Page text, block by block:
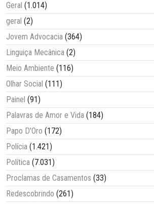
Geral (1.014)
geral (2)
Jovem Advocacia (364)
Linguiça Mecânica (2)
Meio Ambiente (116)
Olhar Social (111)
Painel (91)
Palavras de Amor e Vida (184)
Papo D'Oro (172)
Polícia (1.421)
Política (7.031)
Proclamas de Casamentos (33)
Redescobrindo (261)